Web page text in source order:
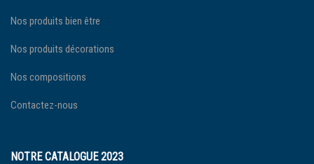
Nos produits bien être
Nos produits décorations
Nos compositions
Contactez-nous
NOTRE CATALOGUE 2023